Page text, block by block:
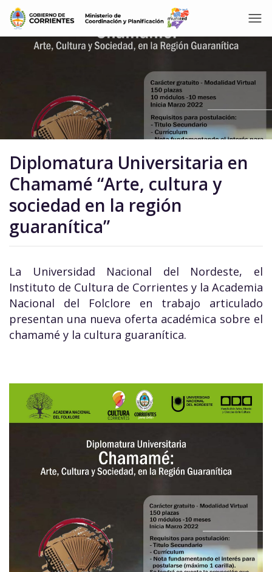
Diplomatura Universitaria en
Chamamé “Arte, cultura y
sociedad en la región
guaranítica”
La Universidad Nacional del Nordeste, el
Instituto de Cultura de Corrientes y la Academia
Nacional del Folclore en trabajo articulado
presentan una nueva oferta académica sobre el
chamamé y la cultura guaranítica.